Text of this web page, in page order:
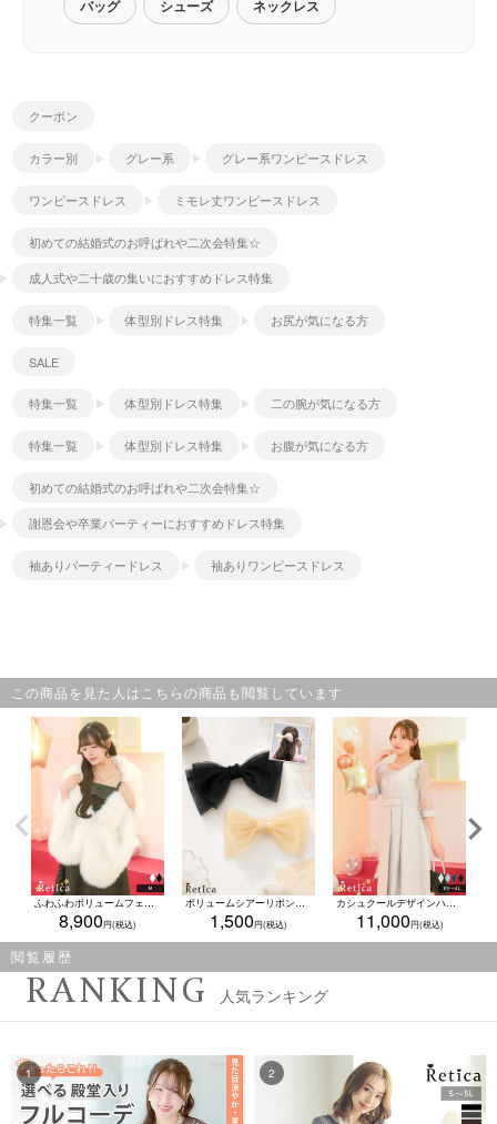
バッグ シューズ ネックレス
クーポン
カラー別 グレー系 グレー系ワンピースドレス
ワンピースドレス ミモレ丈ワンピースドレス
初めての結婚式のお呼ばれや二次会特集☆
成人式や二十歳の集いにおすすめドレス特集
特集一覧 体型別ドレス特集 お尻が気になる方
SALE
特集一覧 体型別ドレス特集 二の腕が気になる方
特集一覧 体型別ドレス特集 お腹が気になる方
初めての結婚式のお呼ばれや二次会特集☆
謝恩会や卒業パーティーにおすすめドレス特集
袖ありパーティードレス 袖ありワンピースドレス
この商品を見た人はこちらの商品も閲覧しています
ふわふわボリュームフェイクファー大判ショール(Mサイズ)
8,900
ボリュームシアーリボンバレッタ(ベージュ/ブラック)
1,500
カシュクールデザインハイウエスト切り替え花柄レース半袖パーティードレス(XSサイズ～4Lサイズ)
11,000
閲覧履歴
RANKING 人気ランキング